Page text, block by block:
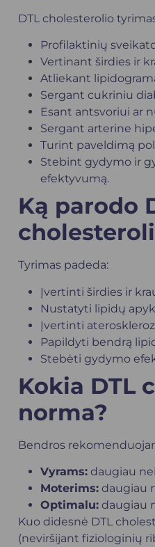
DTL cholesterolio
Profilaktinių
Vertinant širdies ir
Atliekant
Sergant cukriniu
Esant antsvoriui ar
Sergant arterine
Turint paveldimą
Stebint gydymo ir
efektyvumą.
Ką parodo
Tyrimas padeda:
Įvertinti širdies ir
Nustatyti lipidų
Įvertinti
Papildyti bendrą
Stebėti gydymo
Kokia DTL
norma?
Bendros
Vyrams: daugiau
Moterims: daugiau
Optimalu: daugiau
Kuo didesnė DTL
(neviršijant fiziologinių